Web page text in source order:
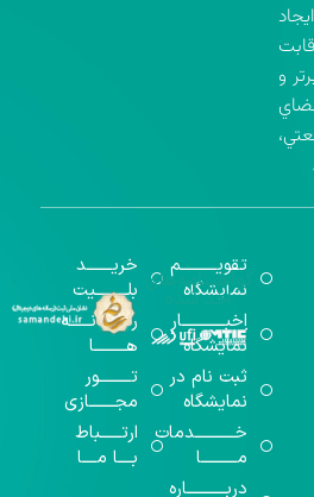
و
تقویــــــــــم
نمایشگاه
اخبــــــــــــار
نمایشگاه
ثبت نام در
نمایشگاه
خـــــــــــدمات
مــــــــــا
دربـــــــــــاره
خریـــــــد
بلـــــــــیت
رســـــانــــــه
هـــــــــا
تـــــــــور
مجـــــــازی
ارتــــــباط
بــــا مــــا
گواهینامه‌های
اخذ شده